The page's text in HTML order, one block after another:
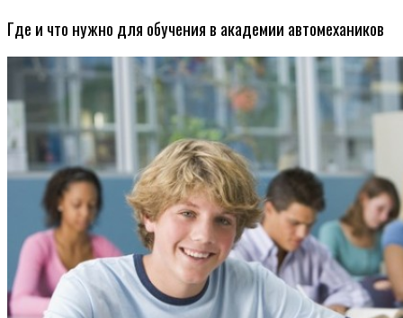
Где и что нужно для обучения в академии автомехаников